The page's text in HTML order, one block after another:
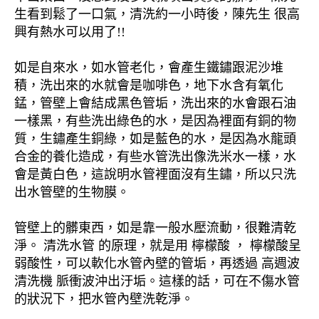
生看到鬆了一口氣，清洗約一小時後，陳先生 很高
興有熱水可以用了!!
如是自來水，如水管老化，會產生鐵鏽跟泥沙堆
積，洗出來的水就會是咖啡色，地下水含有氧化
錳，管壁上會結成黑色管垢，洗出來的水會跟石油
一樣黑，有些洗出綠色的水，是因為裡面有銅的物
質，生鏽產生銅綠，如是藍色的水，是因為水龍頭
合金的養化造成，有些水管洗出像洗米水一樣，水
會是黃白色，這說明水管裡面沒有生鏽，所以只洗
出水管壁的生物膜。
管壁上的髒東西，如是靠一般水壓流動，很難清乾
淨。 清洗水管 的原理，就是用 檸檬酸 ， 檸檬酸呈
弱酸性，可以軟化水管內壁的管垢，再透過 高週波
清洗機 脈衝波沖出汙垢。這樣的話，可在不傷水管
的狀況下，把水管內壁洗乾淨。